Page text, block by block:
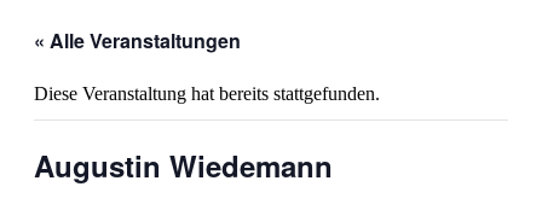
« Alle Veranstaltungen
Diese Veranstaltung hat bereits stattgefunden.
Augustin Wiedemann